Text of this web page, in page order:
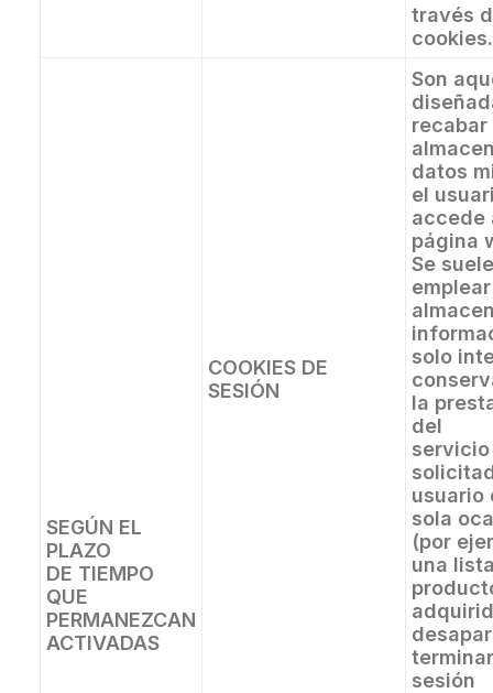
través
cookies.
SEGÚN EL
PLAZO
DE TIEMPO
QUE
PERMANEZCAN
ACTIVADAS
COOKIES DE
SESIÓN
Son
recabar
datos
el
accede
página
Se
solo
la
del
servicio
usuario
sola
(por
una
sesión